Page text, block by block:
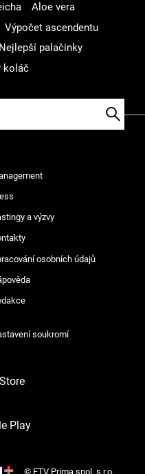
Aloe vera
Výpočet ascendentu
Nejlepší palačinky
koláč
a výzvy
osobních údajů
soukromí
Play
© FTV Prima spol. s r.o.